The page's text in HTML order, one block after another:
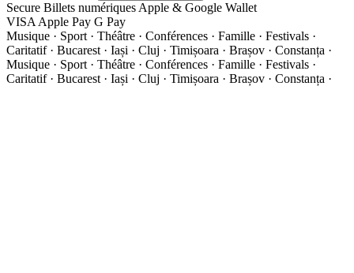
Secure Billets numériques Apple & Google Wallet
VISA Apple Pay G Pay
Musique · Sport · Théâtre · Conférences · Famille · Festivals ·
Caritatif · Bucarest · Iași · Cluj · Timișoara · Brașov · Constanța ·
Musique · Sport · Théâtre · Conférences · Famille · Festivals ·
Caritatif · Bucarest · Iași · Cluj · Timișoara · Brașov · Constanța ·